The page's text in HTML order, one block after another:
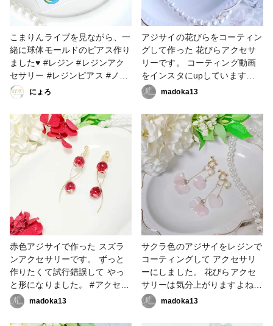
こまりんライブを見ながら、一
緒に球体モールドのピアス作り
ました♥ #レジン #レジンアク
セサリー #レジンピアス #ノン
ホールピアス #ピアス #カスミ
ソウ #ハンドメイド #ハンドメ
イド大好き #ハンドメイド好き
と繋がりたい #こまりっこ #こ
まりっこローガンズ #こまりっ
こ資材王
にょろ
アジサイの花びらをコーティン
グして作った 花びらアクセサ
リーです。 コーティング動画
をインスタにupしています
(*ᴗ͈ˬᴗ͈) #アクセサリー部 #ピア
ス #イヤリング #ハンドメイド
大好き #ハンドメイド好きな人
と繋がりたい #アクセサリー作
家 #フラワーアクセサリー #フ
ラワーアクセサリー作家 #レジ
ン大好き #レジン好きの人と繋
がりたい #レジンアクセサリー
作り #レジンアクセサリー作家
madoka13
赤色アジサイで作った スズラ
ンアクセサリーです。 ずっと
作りたくて試行錯誤して やっ
と形になりました。 #アクセサ
リー部 #イヤリング #ピアス #
ハンドメイド大好き #ハンドメ
イド好きな人と繋がりたい #ア
madoka13
サクラ色のアジサイをレジンで
コーティングして アクセサリ
ーにしました。 花びらアクセ
サリーは気分上がりますよね♡
コーティング動画をインスタの
リールにupしてます😊 #アクセ
サリー部 #ピアス #イヤリング
madoka13